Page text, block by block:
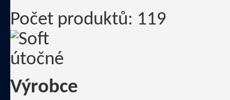
Počet produktů: 119
Výrobce